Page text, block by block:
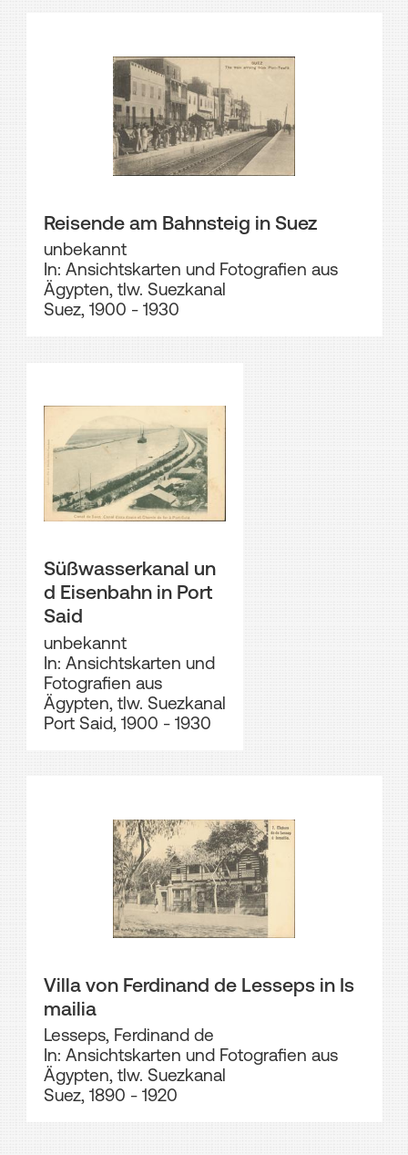
Reisende am Bahnsteig in Suez
unbekannt
In: Ansichtskarten und Fotografien aus
Ägypten, tlw. Suezkanal
Suez, 1900 - 1930
Süßwasserkanal un
d Eisenbahn in Port
Said
unbekannt
In: Ansichtskarten und
Fotografien aus
Ägypten, tlw. Suezkanal
Port Said, 1900 - 1930
Villa von Ferdinand de Lesseps in Is
mailia
Lesseps, Ferdinand de
In: Ansichtskarten und Fotografien aus
Ägypten, tlw. Suezkanal
Suez, 1890 - 1920